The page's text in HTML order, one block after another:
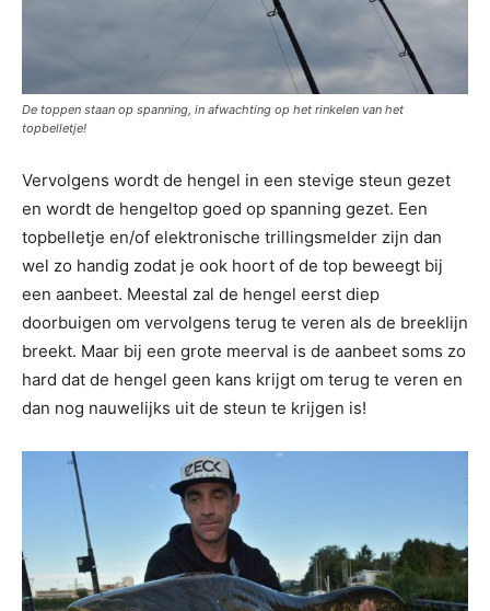
De toppen staan op spanning, in afwachting op het rinkelen van het
topbelletje!
Vervolgens wordt de hengel in een stevige steun gezet
en wordt de hengeltop goed op spanning gezet. Een
topbelletje en/of elektronische trillingsmelder zijn dan
wel zo handig zodat je ook hoort of de top beweegt bij
een aanbeet. Meestal zal de hengel eerst diep
doorbuigen om vervolgens terug te veren als de breeklijn
breekt. Maar bij een grote meerval is de aanbeet soms zo
hard dat de hengel geen kans krijgt om terug te veren en
dan nog nauwelijks uit de steun te krijgen is!